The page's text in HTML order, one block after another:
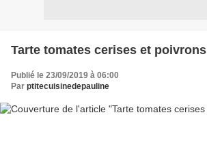
Tarte tomates cerises et poivrons
Publié le 23/09/2019 à 06:00
Par ptitecuisinedepauline